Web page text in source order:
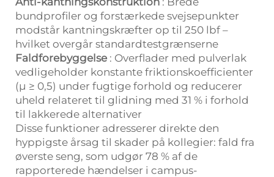
bundprofiler og forstærkede svejsepunkter
modstår kantningskræfter op til 250 lbf –
hvilket overgår standardtestgrænserne
Faldforebyggelse : Overflader med pulverlak
vedligeholder konstante friktionskoefficienter
(µ ≥ 0,5) under fugtige forhold og reducerer
uheld relateret til glidning med 31 % i forhold
til lakkerede alternativer
Disse funktioner adresserer direkte den
hyppigste årsag til skader på kollegier: fald fra
øverste seng, som udgør 78 % af de
rapporterede hændelser i campus-